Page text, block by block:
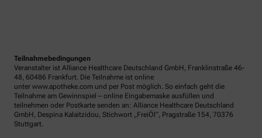
Teilnahmebedingungen
Veranstalter ist Alliance Healthcare Deutschland GmbH, Franklinstraße 46-
48, 60486 Frankfurt. Die Teilnahme ist online
unter www.apotheke.com und per Post möglich. So einfach geht die
Teilnahme am Gewinnspiel – online Eingabemaske ausfüllen und
teilnehmen oder Postkarte senden an: Alliance Healthcare Deutschland
GmbH, Despina Kalaitzidou, Stichwort „FreiÖl“, Pragstraße 154, 70376
Stuttgart.